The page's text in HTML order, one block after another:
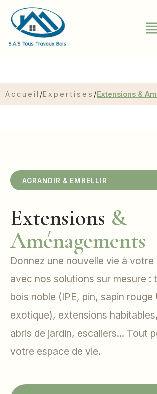
Accueil /Expertises /Extensions &
AGRANDIR & EMBELLIR
Extensions &
Aménagements
Donnez une nouvelle vie à
avec nos solutions sur mesure :
bois noble (IPE, pin, sapin rouge
exotique), extensions
abris de jardin, escaliers... Tout
votre espace de vie.